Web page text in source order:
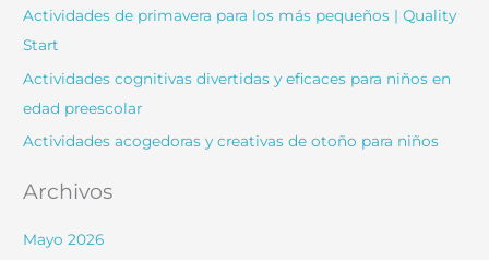
Actividades de primavera para los más pequeños | Quality
Start
Actividades cognitivas divertidas y eficaces para niños en
edad preescolar
Actividades acogedoras y creativas de otoño para niños
Archivos
Mayo 2026